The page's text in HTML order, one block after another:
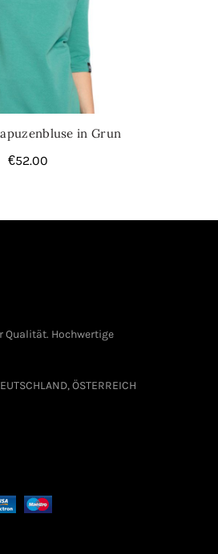
in Grun
€52.00
Qualität. Hochwertige
ÖSTERREICH